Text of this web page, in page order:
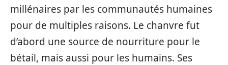
millénaires par les communautés humaines
pour de multiples raisons. Le chanvre fut
d’abord une source de nourriture pour le
bétail, mais aussi pour les humains. Ses